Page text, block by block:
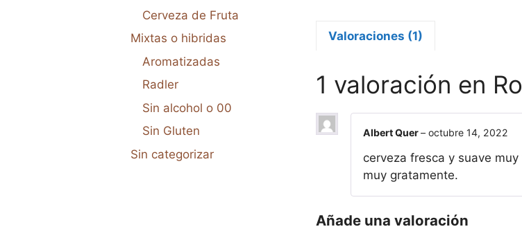
Valoraciones (1)
1 valoración en
Albert Quer– octubre 14, 2022
cerveza fresca y suave
muy gratamente.
Añade una valoración
Cerveza de Fruta
Mixtas o hibridas
Aromatizadas
Radler
Sin alcohol o 00
Sin Gluten
Sin categorizar